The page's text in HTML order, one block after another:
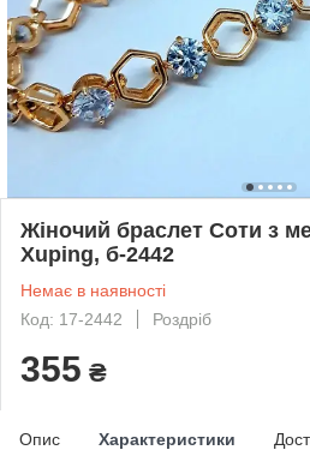
Жіночий браслет Соти з
Xuping, б-2442
Немає в наявності
Код: 17-2442
Роздріб
355 ₴
Опис Характеристики